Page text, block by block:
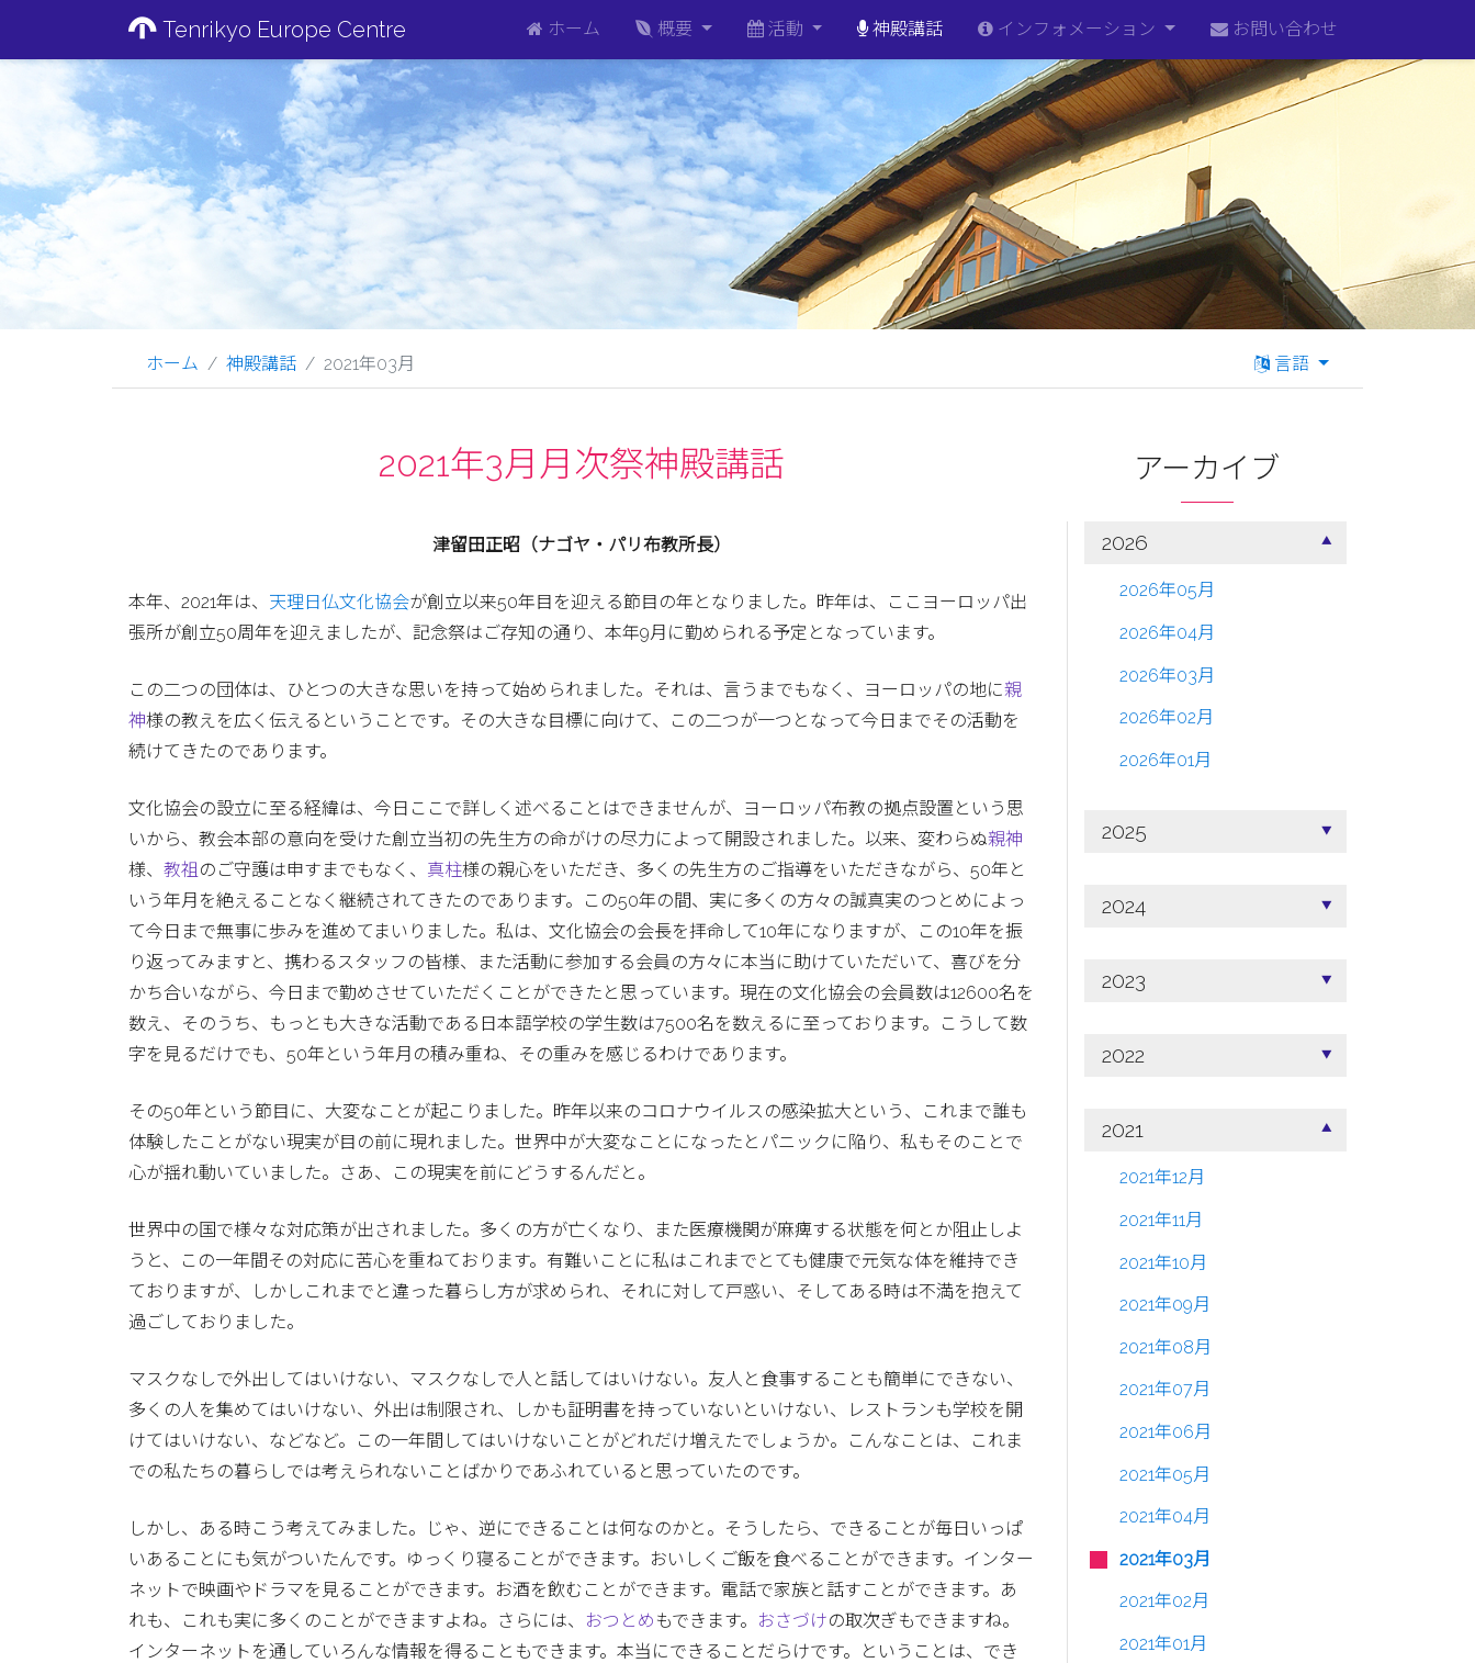
Tenrikyo Europe Centre ホーム 概要 活動 神殿講話 インフォメーション お問い合わせ
言語
ホーム 神殿講話 2021年03月
2021年3月月次祭神殿講話
津留田正昭（ナゴヤ・パリ布教所長）
本年、2021年は、 天理日仏文化協会が創立以来50年目を迎える節目の年となりました。昨年は、ここヨーロッパ出
張所が創立50周年を迎えましたが、記念祭はご存知の通り、本年9月に勤められる予定となっています。
この二つの団体は、ひとつの大きな思いを持って始められました。それは、言うまでもなく、ヨーロッパの地に親
神様の教えを広く伝えるということです。その大きな目標に向けて、この二つが一つとなって今日までその活動を
続けてきたのであります。
文化協会の設立に至る経緯は、今日ここで詳しく述べることはできませんが、ヨーロッパ布教の拠点設置という思
いから、教会本部の意向を受けた創立当初の先生方の命がけの尽力によって開設されました。以来、変わらぬ親神
様、 教祖 のご守護は申すまでもなく、 真柱様の親心をいただき、多くの先生方のご指導をいただきながら、50年と
いう年月を絶えることなく継続されてきたのであります。この50年の間、実に多くの方々の誠真実のつとめによっ
て今日まで無事に歩みを進めてまいりました。私は、文化協会の会長を拝命して10年になりますが、この10年を振
り返ってみますと、携わるスタッフの皆様、また活動に参加する会員の方々に本当に助けていただいて、喜びを分
かち合いながら、今日まで勤めさせていただくことができたと思っています。現在の文化協会の会員数は12600名を
数え、そのうち、もっとも大きな活動である日本語学校の学生数は7500名を数えるに至っております。こうして数
字を見るだけでも、50年という年月の積み重ね、その重みを感じるわけであります。
その50年という節目に、大変なことが起こりました。昨年以来のコロナウイルスの感染拡大という、これまで誰も
体験したことがない現実が目の前に現れました。世界中が大変なことになったとパニックに陥り、私もそのことで
心が揺れ動いていました。さあ、この現実を前にどうするんだと。
世界中の国で様々な対応策が出されました。多くの方が亡くなり、また医療機関が麻痺する状態を何とか阻止しよ
うと、この一年間その対応に苦心を重ねております。有難いことに私はこれまでとても健康で元気な体を維持でき
ておりますが、しかしこれまでと違った暮らし方が求められ、それに対して戸惑い、そしてある時は不満を抱えて
過ごしておりました。
マスクなしで外出してはいけない、マスクなしで人と話してはいけない。友人と食事することも簡単にできない、
多くの人を集めてはいけない、外出は制限され、しかも証明書を持っていないといけない、レストランも学校を開
けてはいけない、などなど。この一年間してはいけないことがどれだけ増えたでしょうか。こんなことは、これま
での私たちの暮らしでは考えられないことばかりであふれていると思っていたのです。
しかし、ある時こう考えてみました。じゃ、逆にできることは何なのかと。そうしたら、できることが毎日いっぱ
いあることにも気がついたんです。ゆっくり寝ることができます。おいしくご飯を食べることができます。インター
ネットで映画やドラマを見ることができます。お酒を飲むことができます。電話で家族と話すことができます。あ
れも、これも実に多くのことができますよね。さらには、
おつとめ もできます。 おさづけの取次ぎもできますね。
インターネットを通していろんな情報を得ることもできます。本当にできることだらけです。ということは、でき
アーカイブ
2026
2026年05月
2026年04月
2026年03月
2026年02月
2026年01月
2025
2024
2023
2022
2021
2021年12月
2021年11月
2021年10月
2021年09月
2021年08月
2021年07月
2021年06月
2021年05月
2021年04月
2021年03月
2021年02月
2021年01月